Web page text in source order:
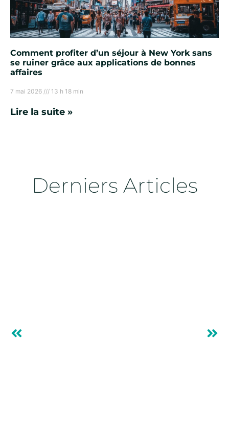
Comment profiter d’un séjour à New York sans
se ruiner grâce aux applications de bonnes
affaires
7 mai 2026 13 h 18 min
Lire la suite »
Derniers Articles